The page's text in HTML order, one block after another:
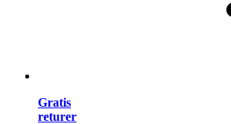
Gratis
returer